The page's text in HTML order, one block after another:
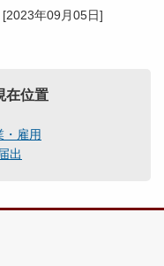
[2023年09月05日]
在位置
・雇用
出